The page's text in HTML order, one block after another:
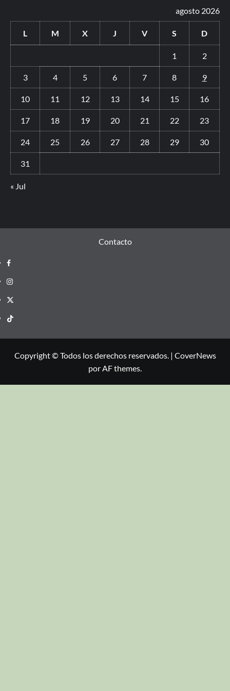
agosto 2026
L M X J V S D
1 2
3 4 5 6 7 8 9
10 11 12 13 14 15 16
17 18 19 20 21 22 23
24 25 26 27 28 29 30
31
« Jul
Contacto
Copyright © Todos los derechos reservados. | CoverNews
por AF themes.